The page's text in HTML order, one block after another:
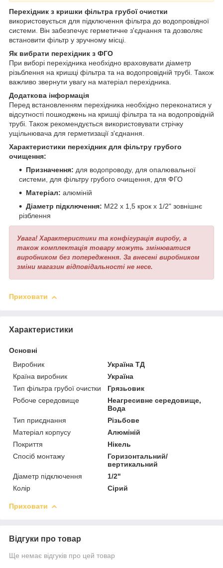
Перехідник з кришки фільтра грубої очистки
використовується для підключення фільтра до водопровідної
системи. Він забезпечує герметичне з'єднання та дозволяє
встановити фільтр у зручному місці.
Як вибрати перехідник з ФГО
При виборі перехідника необхідно враховувати діаметр
різьблення на кришці фільтра та на водопровідній трубі. Також
важливо звернути увагу на матеріал перехідника.
Додаткова інформація
Перед встановленням перехідника необхідно переконатися у
відсутності пошкоджень на кришці фільтра та на водопровідній
трубі. Також рекомендується використовувати стрічку
ущільнювача для герметизації з'єднання.
Характеристики перехідник для фільтру грубого
очищення:
Призначення: для водопроводу, для опалювальної
системи, для фільтру грубого очищення, для ФГО
Матеріал: алюміній
Діаметр підключення: М22 х 1,5 крок х 1/2" зовнішнє
різблення
Увага! Характеристики та конфігурація виробу, а
також комплектація товару можуть змінюватися
виробником без попередження. За внесені виробником
зміни магазин відповідальності не несе.
Приховати
Характеристики
Основні
Виробник
Україна ТД
Країна виробник
Україна
Тип фільтра грубої очистки
Грязьовик
Робоче середовище
Неагресивне середовище,
Вода
Тип приєднання
Різьбове
Матеріал корпусу
Алюміній
Покриття
Нікель
Спосіб монтажу
Горизонтальний/
вертикальний
Діаметр підключення
1/2"
Колір
Сірий
Приховати
Відгуки про товар
Ще немає відгуків про цей товар